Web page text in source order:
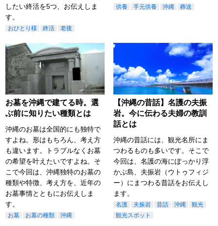
したい終活を5つ、お伝えしま
す。
おひとり様 終活 老後
供養 手元供養 沖縄 葬送
お墓を沖縄で建てる時。選
ぶ前に知りたい種類とは
沖縄のお墓は全国的にも独特で
すよね。形はもちろん、考え方
も違います。トラブルなくお墓
の希望を叶えたいですよね。そ
こで今回は、沖縄独特のお墓の
種類や特徴、考え方を、近年の
お墓事情とともにお伝えしま
す。
お墓 お墓の種類 沖縄
【沖縄の昔話】名護の夫振
岩。今に伝わる夫婦の教訓
話とは
沖縄の昔話には、観光名所にま
つわるものも多いです。そこで
今回は、名護の海にぽっかり浮
かぶ島、夫振岩（ウトゥフィジ
ー）にまつわる昔話をお伝えし
ます。
名護 夫振岩 昔話 沖縄
観光
観光スポット